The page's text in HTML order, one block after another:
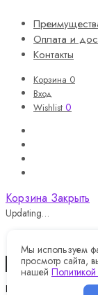
Оплата и
Контакты
Корзина 0
Вход
Wishlist 0
Корзина Закрыть
Updating…
Продолжить
Назад
Мы используем
просмотр сайта,
нашей